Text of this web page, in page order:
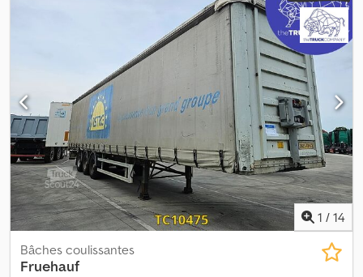
suspension pneumatique Essieu arrière 1 : profondeur de la
bande de roulement à gauche : 7 mm ; profondeur de la bande de
roulement à droite : 7 mm Crjdpfezrc D Tjx Aiysf Essieu arrière 2 :
profondeur de la bande de roulement à gauche : 7 mm ;
profondeur de la bande de roulement à droite : 7 mm Essieu
arrière 3 : profondeur de la bande de roulement à gauche : 7 mm ;
profondeur de la bande de roulement à droite : 7 mm Poids Poids
à vide : 6 820 kg Charge utile : 32 180 kg PTAC : 39 000 kg État
Dommages : aucun
1 / 14
Bâches coulissantes
Fruehauf